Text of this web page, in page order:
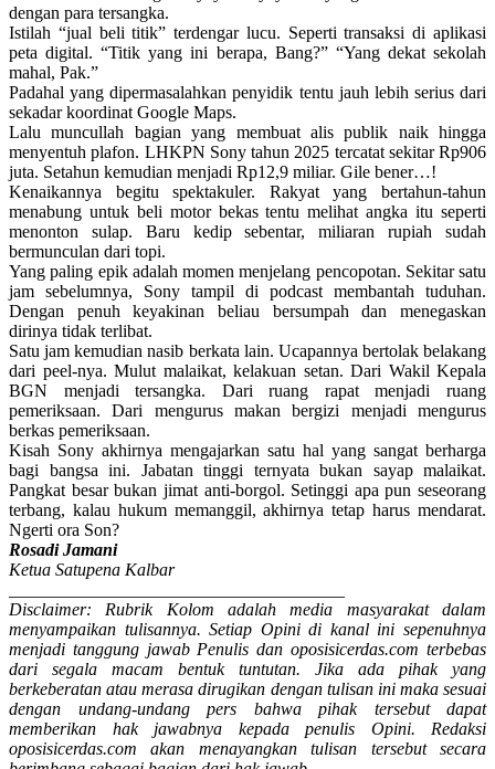
dengan para tersangka.
Istilah “jual beli titik” terdengar lucu. Seperti transaksi di aplikasi
peta digital. “Titik yang ini berapa, Bang?” “Yang dekat sekolah
mahal, Pak.”
Padahal yang dipermasalahkan penyidik tentu jauh lebih serius dari
sekadar koordinat Google Maps.
Lalu muncullah bagian yang membuat alis publik naik hingga
menyentuh plafon. LHKPN Sony tahun 2025 tercatat sekitar Rp906
juta. Setahun kemudian menjadi Rp12,9 miliar. Gile bener…!
Kenaikannya begitu spektakuler. Rakyat yang bertahun-tahun
menabung untuk beli motor bekas tentu melihat angka itu seperti
menonton sulap. Baru kedip sebentar, miliaran rupiah sudah
bermunculan dari topi.
Yang paling epik adalah momen menjelang pencopotan. Sekitar satu
jam sebelumnya, Sony tampil di podcast membantah tuduhan.
Dengan penuh keyakinan beliau bersumpah dan menegaskan
dirinya tidak terlibat.
Satu jam kemudian nasib berkata lain. Ucapannya bertolak belakang
dari peel-nya. Mulut malaikat, kelakuan setan. Dari Wakil Kepala
BGN menjadi tersangka. Dari ruang rapat menjadi ruang
pemeriksaan. Dari mengurus makan bergizi menjadi mengurus
berkas pemeriksaan.
Kisah Sony akhirnya mengajarkan satu hal yang sangat berharga
bagi bangsa ini. Jabatan tinggi ternyata bukan sayap malaikat.
Pangkat besar bukan jimat anti-borgol. Setinggi apa pun seseorang
terbang, kalau hukum memanggil, akhirnya tetap harus mendarat.
Ngerti ora Son?
Rosadi Jamani
Ketua Satupena Kalbar
Disclaimer: Rubrik Kolom adalah media masyarakat dalam
menyampaikan tulisannya. Setiap Opini di kanal ini sepenuhnya
menjadi tanggung jawab Penulis dan oposisicerdas.com terbebas
dari segala macam bentuk tuntutan. Jika ada pihak yang
berkeberatan atau merasa dirugikan dengan tulisan ini maka sesuai
dengan undang-undang pers bahwa pihak tersebut dapat
memberikan hak jawabnya kepada penulis Opini. Redaksi
oposisicerdas.com akan menayangkan tulisan tersebut secara